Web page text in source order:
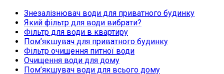
Знезалізнювач води для приватного будинку
Який фільтр для води вибрати?
Фільтр для води в квартиру
Пом’якшувач для приватного будинку
Фільтр очищення питної води
Очищення води для дому
Пом’якшувач води для всього дому